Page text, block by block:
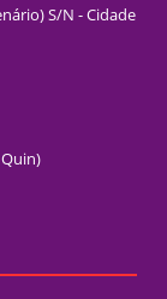
S/N - Cidade